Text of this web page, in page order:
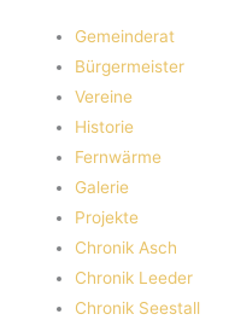
Gemeinderat
Bürgermeister
Vereine
Historie
Fernwärme
Galerie
Projekte
Chronik Asch
Chronik Leeder
Chronik Seestall